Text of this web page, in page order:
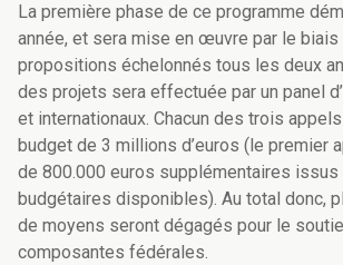
La première phase de ce programme
année, et sera mise en œuvre par le
propositions échelonnés tous les deux
des projets sera effectuée par un panel
et internationaux. Chacun des trois appels
budget de 3 millions d’euros (le premier
de 800.000 euros supplémentaires
budgétaires disponibles). Au total donc,
de moyens seront dégagés pour le
composantes fédérales.